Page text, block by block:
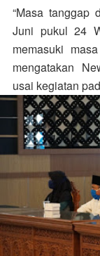
“Masa tanggap
Juni pukul 24
memasuki
mengatakan
usai kegiatan